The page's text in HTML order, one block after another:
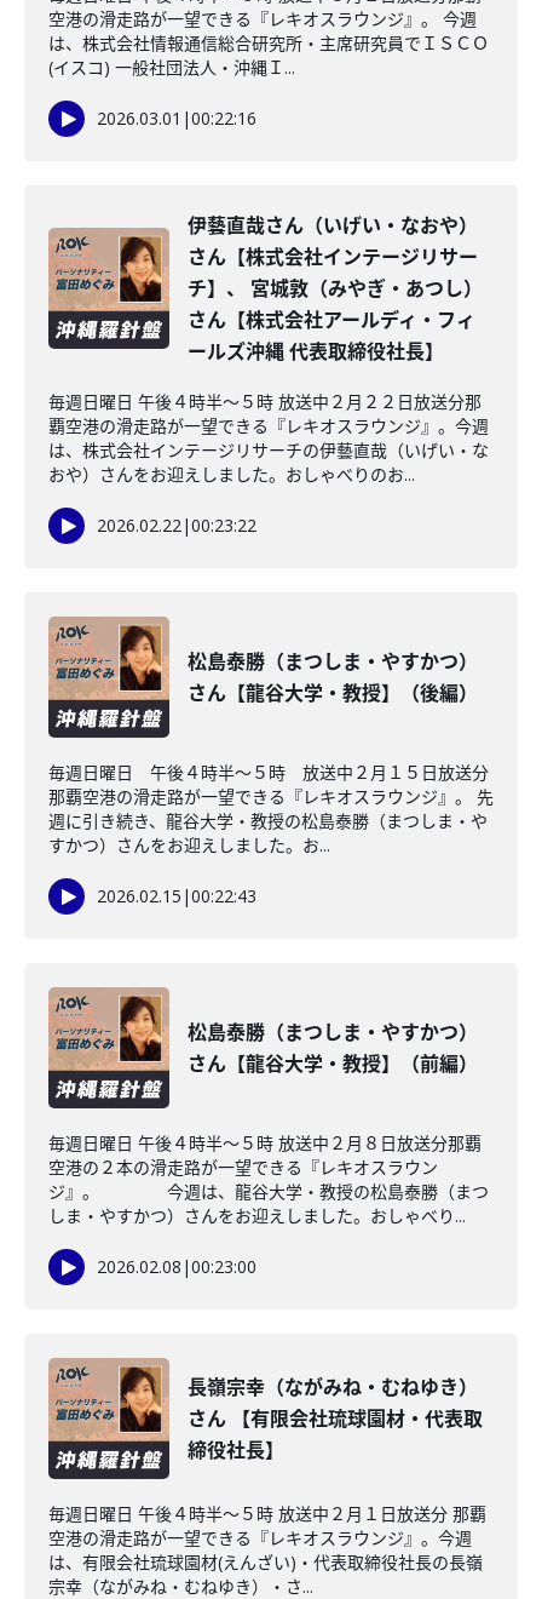
空港の滑走路が一望できる『レキオスラウンジ』。 今週
は、株式会社情報通信総合研究所・主席研究員でＩＳＣＯ
(イスコ) 一般社団法人・沖縄Ｉ...
2026.03.01 |00:22:16
伊藝直哉さん（いげい・なおや）
さん【株式会社インテージリサー
チ】、 宮城敦（みやぎ・あつし）
さん【株式会社アールディ・フィ
ールズ沖縄 代表取締役社長】
毎週日曜日 午後４時半～５時 放送中２月２２日放送分那
覇空港の滑走路が一望できる『レキオスラウンジ』。今週
は、株式会社インテージリサーチの伊藝直哉（いげい・な
おや）さんをお迎えしました。おしゃべりのお...
2026.02.22|00:23:22
松島泰勝（まつしま・やすかつ）
さん【龍谷大学・教授】（後編）
毎週日曜日 午後４時半～５時 放送中２月１５日放送分
那覇空港の滑走路が一望できる『レキオスラウンジ』。 先
週に引き続き、龍谷大学・教授の松島泰勝（まつしま・や
すかつ）さんをお迎えしました。お...
2026.02.15 |00:22:43
松島泰勝（まつしま・やすかつ）
さん【龍谷大学・教授】（前編）
毎週日曜日 午後４時半～５時 放送中２月８日放送分那覇
空港の２本の滑走路が一望できる『レキオスラウン
ジ』。 今週は、龍谷大学・教授の松島泰勝（まつ
しま・やすかつ）さんをお迎えしました。おしゃべり...
2026.02.08 |00:23:00
長嶺宗幸（ながみね・むねゆき）
さん 【有限会社琉球園材・代表取
締役社長】
毎週日曜日 午後４時半～５時 放送中２月１日放送分 那覇
空港の滑走路が一望できる『レキオスラウンジ』。今週
は、有限会社琉球園材(えんざい)・代表取締役社長の長嶺
宗幸（ながみね・むねゆき）・さ...